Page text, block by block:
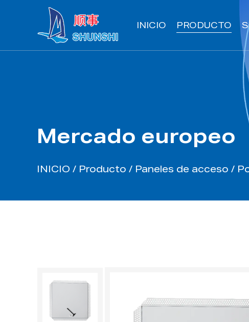
INICIO PRODUCTO
Mercado europeo
INICIO / Producto / Paneles de acceso /